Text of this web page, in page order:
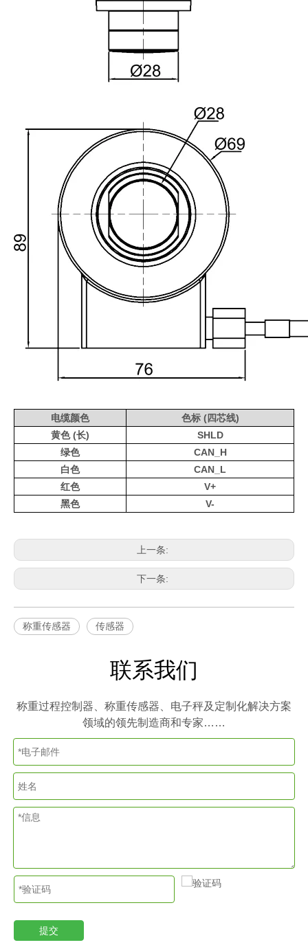
电缆颜色
色标 (四芯线)
黄色 (长)
SHLD
绿色
CAN_H
白色
CAN_L
红色
V+
黑色
V-
上一条:
下一条:
称重传感器 传感器
联系我们
称重过程控制器、称重传感器、电子秤及定制化解决方案
领域的领先制造商和专家……
提交